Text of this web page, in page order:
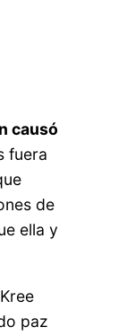
causó
fuera
de
ella y
paz